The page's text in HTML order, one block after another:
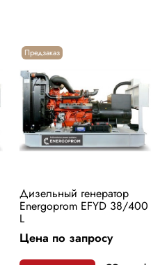
Предзаказ
Дизельный генератор
Energoprom EFYD 38/400
L
Цена по запросу